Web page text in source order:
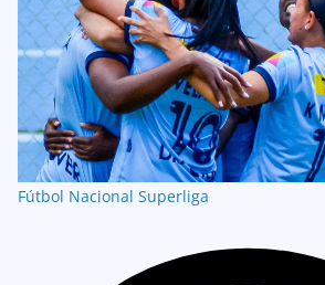
Fútbol Nacional Superliga